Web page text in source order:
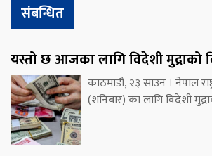
संबन्धित
यस्तो छ आजका लागि विदेशी मुद्राको
काठमाडौं, २३ साउन । नेपाल
(शनिबार) का लागि विदेशी